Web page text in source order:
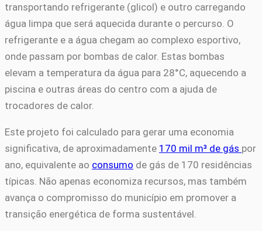
transportando refrigerante (glicol) e outro carregando
água limpa que será aquecida durante o percurso. O
refrigerante e a água chegam ao complexo esportivo,
onde passam por bombas de calor. Estas bombas
elevam a temperatura da água para 28°C, aquecendo a
piscina e outras áreas do centro com a ajuda de
trocadores de calor.
Este projeto foi calculado para gerar uma economia
significativa, de aproximadamente 170 mil m³ de gás por
ano, equivalente ao consumo de gás de 170 residências
típicas. Não apenas economiza recursos, mas também
avança o compromisso do município em promover a
transição energética de forma sustentável.